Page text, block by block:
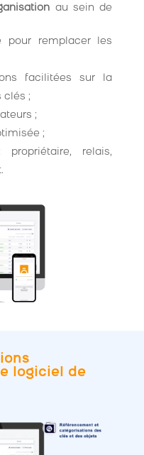
au sein de
pour remplacer les
facilitées sur la
clés ;
;
;
relais,
logiciel de